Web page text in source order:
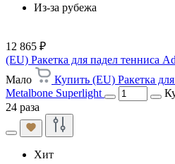
Из-за рубежа
12 865 ₽
(EU) Ракетка для падел тенниса
Мало
Купить (EU) Ракетка
Metalbone Superlight
24 раза
Хит